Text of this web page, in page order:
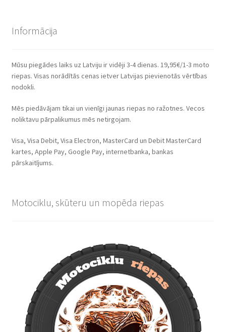
Informācija
Mūsu piegādes laiks uz Latviju ir vidēji 3-4 dienas. 19,95€/1-3 moto
riepas. Visas norādītās cenas ietver Latvijas pievienotās vērtības
nodokli.
Mēs piedāvājam tikai un vienīgi jaunas riepas no ražotnes. Vecos
noliktavu pārpalikumus mēs netirgojam.
Visa, Visa Debit, Visa Electron, MasterCard un Debit MasterCard
kartes, Apple Pay, Google Pay, internetbanka, bankas
pārskaitījums.
Motociklu, skūteru un mopēda riepas